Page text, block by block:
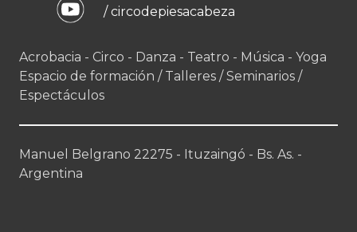
/ circodepiesacabeza
Acrobacia - Circo - Danza - Teatro - Música - Yoga
Espacio de formación / Talleres / Seminarios /
Espectáculos
Manuel Belgrano 22275 - Ituzaingó - Bs. As. -
Argentina